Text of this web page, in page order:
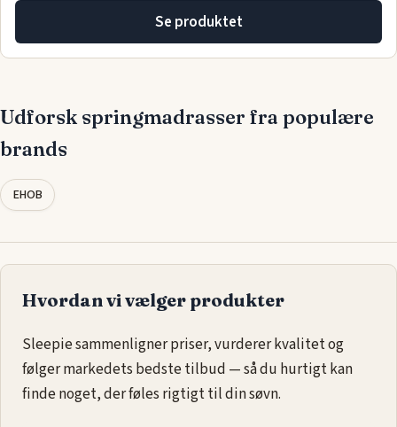
Se produktet
Udforsk springmadrasser fra populære
brands
EHOB
Hvordan vi vælger produkter
Sleepie sammenligner priser, vurderer kvalitet og
følger markedets bedste tilbud — så du hurtigt kan
finde noget, der føles rigtigt til din søvn.